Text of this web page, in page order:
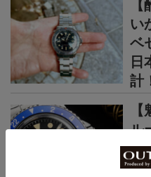
い
ベ
日
計
ル
60
ス